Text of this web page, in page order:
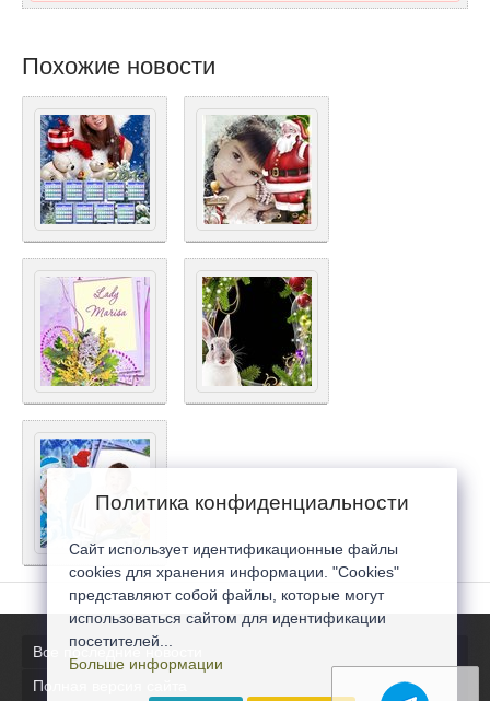
Похожие новости
Все последние новости
Полная версия сайта
Политика конфиденциальности
Сайт использует идентификационные файлы
cookies для хранения информации. "Cookies"
представляют собой файлы, которые могут
использоваться сайтом для идентификации
посетителей...
Больше информации